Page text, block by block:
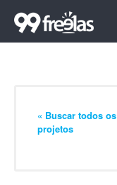
« Buscar todos os
projetos